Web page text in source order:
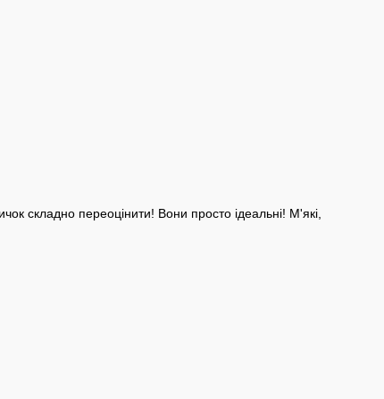
складно переоцінити! Вони просто ідеальні! М'які,